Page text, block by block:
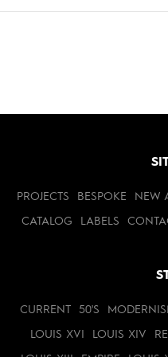
PROJECTS BESPOKE NEW
CATALOG LABELS
CURRENT 50'S
LOUIS XVI LOUIS XIV